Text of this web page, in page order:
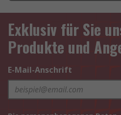
Exklusiv für Sie
Produkte und
E-Mail-Anschrift